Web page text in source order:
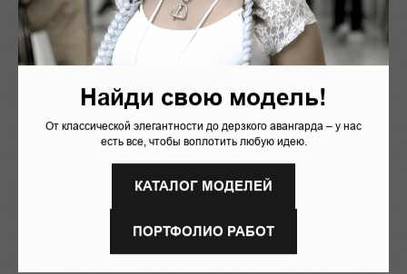
Load more
2021
Найди свою модель!
От классической элегантности до дерзкого авангарда – у нас
есть все, чтобы воплотить любую идею.
КАТАЛОГ МОДЕЛЕЙ
ПОРТФОЛИО РАБОТ